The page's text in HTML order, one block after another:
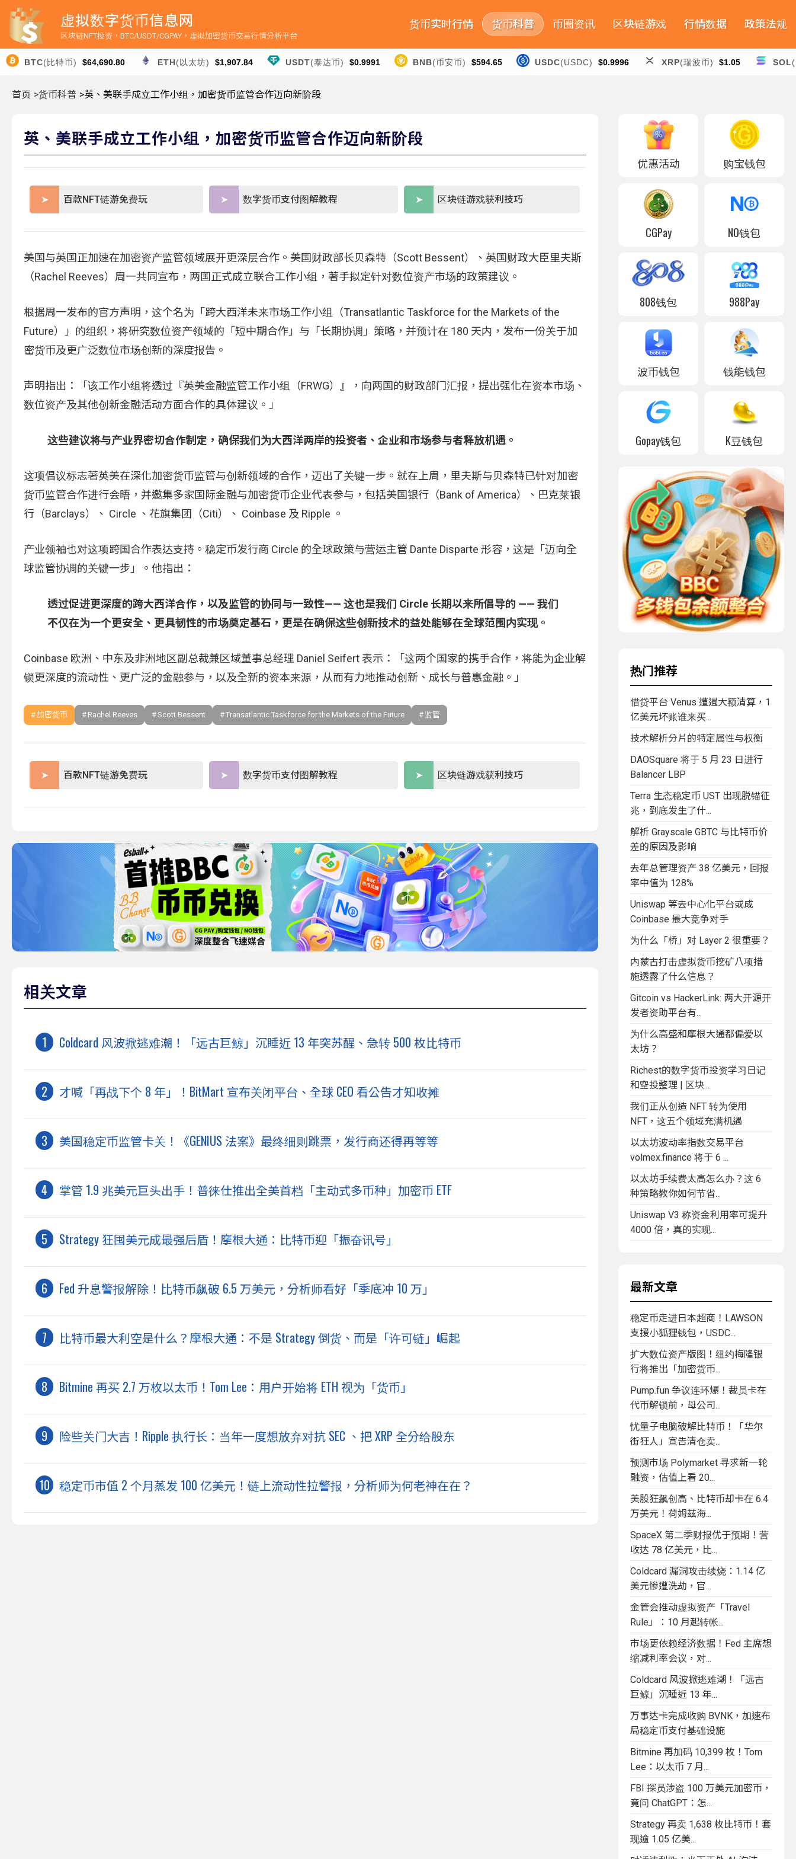
虚拟数字货币信息网
区块链NFT投资，BTC/USDT/CGPAY，虚拟加密货币交易行情分析平台
货币实时行情 货币科普 币圈资讯 区块链游戏 行情数据 政策法规
BTC(比特币) $64,690.80 ETH(以太坊) $1,907.84 USDT(泰达币) $0.9991 BNB(币安币) $594.65 USDC(USDC) $0.9996 XRP(瑞波币) $1.05 SOL
首页 >货币科普 >英、美联手成立工作小组，加密货币监管合作迈向新阶段
英、美联手成立工作小组，加密货币监管合作迈向新阶段
百款NFT链游免费玩 数字货币支付图解教程 区块链游戏获利技巧
美国与英国正加速在加密资产监管领域展开更深层合作。美国财政部长贝森特（Scott Bessent）、英国财政大臣里夫斯
（Rachel Reeves）周一共同宣布，两国正式成立联合工作小组，著手拟定针对数位资产市场的政策建议。
根据周一发布的官方声明，这个名为「跨大西洋未来市场工作小组（Transatlantic Taskforce for the Markets of the
Future）」的组织，将研究数位资产领域的「短中期合作」与「长期协调」策略，并预计在 180 天内，发布一份关于加
密货币及更广泛数位市场创新的深度报告。
声明指出：「该工作小组将透过『英美金融监管工作小组（FRWG）』，向两国的财政部门汇报，提出强化在资本市场、
数位资产及其他创新金融活动方面合作的具体建议。」
这些建议将与产业界密切合作制定，确保我们为大西洋两岸的投资者、企业和市场参与者释放机遇。
这项倡议标志著英美在深化加密货币监管与创新领域的合作，迈出了关键一步。就在上周，里夫斯与贝森特已针对加密
货币监管合作进行会晤，并邀集多家国际金融与加密货币企业代表参与，包括美国银行（Bank of America）、巴克莱银
行（Barclays）、 Circle 、花旗集团（Citi）、 Coinbase 及 Ripple 。
产业领袖也对这项跨国合作表达支持。稳定币发行商 Circle 的全球政策与营运主管 Dante Disparte 形容，这是「迈向全
球监管协调的关键一步」。他指出：
透过促进更深度的跨大西洋合作，以及监管的协同与一致性—— 这也是我们 Circle 长期以来所倡导的 —— 我们
不仅在为一个更安全、更具韧性的市场奠定基石，更是在确保这些创新技术的益处能够在全球范围内实现。
Coinbase 欧洲、中东及非洲地区副总裁兼区域董事总经理 Daniel Seifert 表示：「这两个国家的携手合作，将能为企业解
锁更深度的流动性、更广泛的金融参与，以及全新的资本来源，从而有力地推动创新、成长与普惠金融。」
加密货币 Rachel Reeves Scott Bessent Transatlantic Taskforce for the Markets of the Future 监管
百款NFT链游免费玩 数字货币支付图解教程 区块链游戏获利技巧
相关文章
Coldcard 风波掀逃难潮！「远古巨鲸」沉睡近 13 年突苏醒、急转 500 枚比特币
才喊「再战下个 8 年」！BitMart 宣布关闭平台、全球 CEO 看公告才知收摊
美国稳定币监管卡关！《GENIUS 法案》最终细则跳票，发行商还得再等等
掌管 1.9 兆美元巨头出手！普徕仕推出全美首档「主动式多币种」加密币 ETF
Strategy 狂囤美元成最强后盾！摩根大通：比特币迎「振奋讯号」
Fed 升息警报解除！比特币飙破 6.5 万美元，分析师看好「季底冲 10 万」
比特币最大利空是什么？摩根大通：不是 Strategy 倒货、而是「许可链」崛起
Bitmine 再买 2.7 万枚以太币！Tom Lee：用户开始将 ETH 视为「货币」
险些关门大吉！Ripple 执行长：当年一度想放弃对抗 SEC 、把 XRP 全分给股东
稳定币市值 2 个月蒸发 100 亿美元！链上流动性拉警报，分析师为何老神在在？
优惠活动 购宝钱包
CGPay NO钱包
808钱包 988Pay
波币钱包 钱能钱包
Gopay钱包 K豆钱包
热门推荐
借贷平台 Venus 遭遇大额清算，1
亿美元坏账谁来买...
技术解析分片的特定属性与权衡
DAOSquare 将于 5 月 23 日进行
Balancer LBP
Terra 生态稳定币 UST 出现脱锚征
兆，到底发生了什...
解析 Grayscale GBTC 与比特币价
差的原因及影响
去年总管理资产 38 亿美元，回报
率中值为 128%
Uniswap 等去中心化平台或成
Coinbase 最大竞争对手
为什么「桥」对 Layer 2 很重要？
内蒙古打击虚拟货币挖矿八项措
施透露了什么信息？
Gitcoin vs HackerLink: 两大开源开
发者资助平台有...
为什么高盛和摩根大通都偏爱以
太坊？
Richest的数字货币投资学习日记
和空投整理 | 区块...
我们正从创造 NFT 转为使用
NFT，这五个领域充满机遇
以太坊波动率指数交易平台
volmex.finance 将于 6 ...
以太坊手续费太高怎么办？这 6
种策略教你如何节省...
Uniswap V3 称资金利用率可提升
4000 倍，真的实现...
最新文章
稳定币走进日本超商！LAWSON
支援小狐狸钱包，USDC...
扩大数位资产版图！纽约梅隆银
行将推出「加密货币...
Pump.fun 争议连环爆！裁员卡在
代币解锁前，母公司...
忧量子电脑破解比特币！「华尔
街狂人」宣告清仓卖...
预测市场 Polymarket 寻求新一轮
融资，估值上看 20...
美股狂飙创高、比特币却卡在 6.4
万美元！荷姆兹海...
SpaceX 第二季财报优于预期！营
收达 78 亿美元，比...
Coldcard 漏洞攻击续烧：1.14 亿
美元惨遭洗劫，官...
金管会推动虚拟资产「Travel
Rule」：10 月起转帐...
市场更依赖经济数据！Fed 主席想
缩减利率会议，对...
Coldcard 风波掀逃难潮！「远古
巨鲸」沉睡近 13 年...
万事达卡完成收购 BVNK，加速布
局稳定币支付基础设施
Bitmine 再加码 10,399 枚！Tom
Lee：以太币 7 月...
FBI 探员涉盗 100 万美元加密币，
竟问 ChatGPT：怎...
Strategy 再卖 1,638 枚比特币！套
现逾 1.05 亿美...